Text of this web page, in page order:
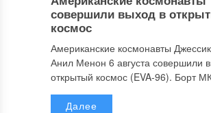
совершили выход в
космос
Американские космонавты
Анил Менон 6 августа совершили
открытый космос (EVA-96). Борт
Далее